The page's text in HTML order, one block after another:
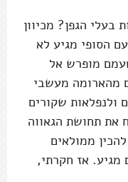
הגפן? מכיוון
הסופי מגיע לא
מופרש אל
מהארומה מעשבי
ולנפלאות שקורים
את תחושת הגאווה
ממולאים
מגיע. אז חקרתי,